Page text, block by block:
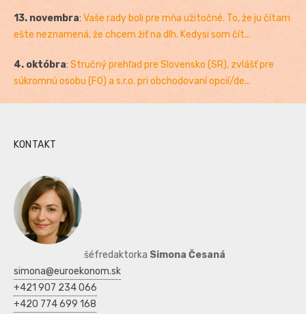
13. novembra: Vaše rady boli pre mňa užitočné. To, že ju čítam
ešte neznamená, že chcem žiť na dlh. Kedysi som čít...
4. októbra: Stručný prehľad pre Slovensko (SR), zvlášť pre
súkromnú osobu (FO) a s.r.o. pri obchodovaní opcií/de...
KONTAKT
šéfredaktorka Simona Česaná
simona@euroekonom.sk
+421 907 234 066
+420 774 699 168